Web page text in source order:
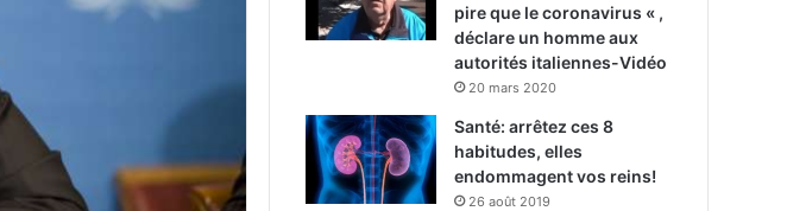
pire que le coronavirus « ,
déclare un homme aux
autorités italiennes-Vidéo
20 mars 2020
Santé: arrêtez ces 8
habitudes, elles
endommagent vos reins!
26 août 2019